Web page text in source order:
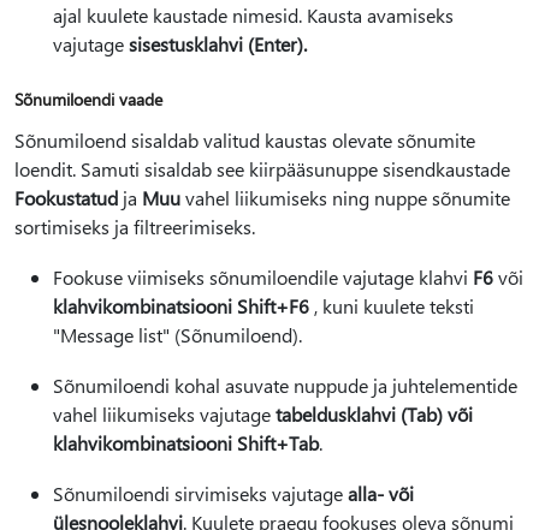
ajal kuulete kaustade nimesid. Kausta avamiseks
vajutagesisestusklahvi (Enter).
Sõnumiloendi vaade
Sõnumiloend sisaldab valitud kaustas olevate sõnumite
loendit. Samuti sisaldab see kiirpääsunuppe sisendkaustade
Fookustatud ja Muuvahel liikumiseks ning nuppe sõnumite
sortimiseks ja filtreerimiseks.
Fookuse viimiseks sõnumiloendile vajutage klahvi F6või
klahvikombinatsiooni Shift+F6 , kuni kuulete teksti
"Message list" (Sõnumiloend).
Sõnumiloendi kohal asuvate nuppude ja juhtelementide
vahel liikumiseks vajutagetabeldusklahvi (Tab) või
klahvikombinatsiooni Shift+Tab.
Sõnumiloendi sirvimiseks vajutagealla- või
ülesnooleklahvi. Kuulete praegu fookuses oleva sõnumi